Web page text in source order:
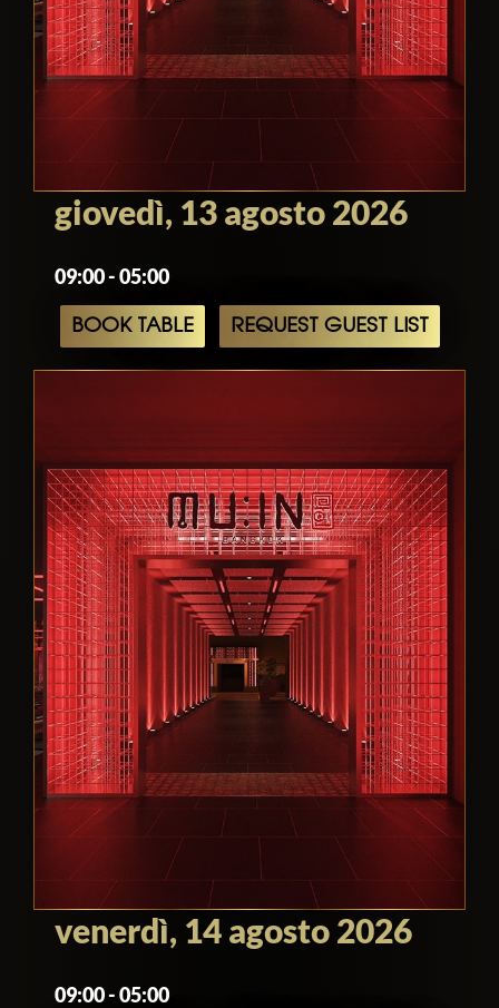
giovedì, 13 agosto 2026
09:00 - 05:00
BOOK TABLE REQUEST GUEST LIST
venerdì, 14 agosto 2026
09:00 - 05:00